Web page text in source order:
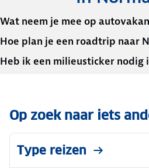
Wat neem je mee op
Hoe plan je een roadtrip naar
Heb ik een milieusticker nodig
Op zoek naar iets
Type reizen